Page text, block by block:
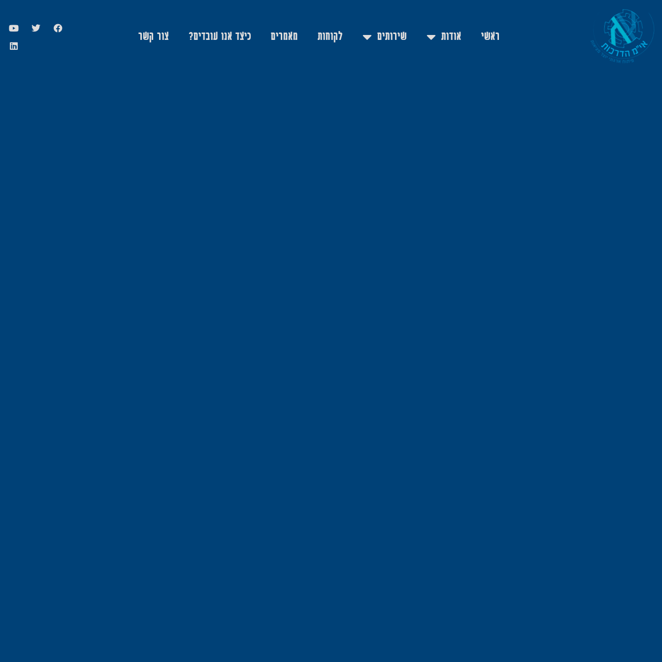
ראשי אודות שירותים לקוחות מאמרים כיצד אנו עובדים? צור קשר